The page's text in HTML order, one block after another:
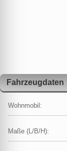
Fahrzeugdaten
Wohnmobil:
Maße (L/B/H):